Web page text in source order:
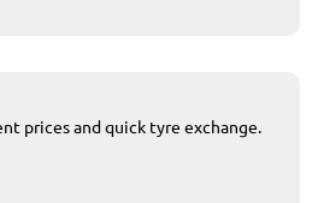
prices and quick tyre exchange.